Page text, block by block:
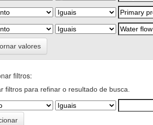
valores
filtros:
filtros para refinar o resultado de busca.